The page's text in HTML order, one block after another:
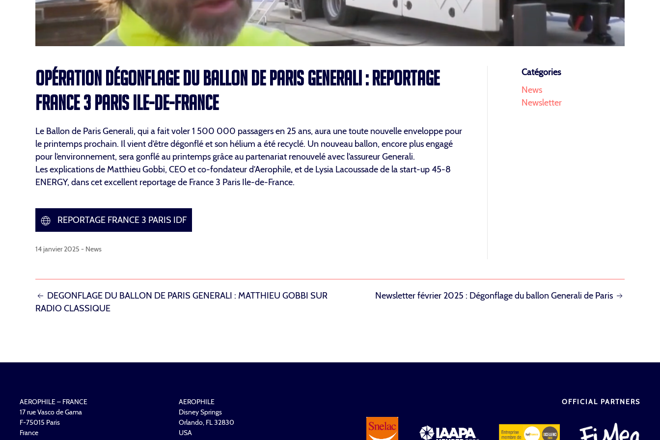
OPÉRATION DÉGONFLAGE DU BALLON DE PARIS GENERALI : REPORTAGE
FRANCE 3 PARIS ILE-DE-FRANCE
Le Ballon de Paris Generali, qui a fait voler 1 500 000 passagers en 25 ans, aura une toute nouvelle enveloppe pour
le printemps prochain. Il vient d’être dégonflé et son hélium a été recyclé. Un nouveau ballon, encore plus engagé
pour l’environnement, sera gonflé au printemps grâce au partenariat renouvelé avec l’assureur Generali.
Les explications de Matthieu Gobbi, CEO et co-fondateur d’Aerophile, et de Lysia Lacoussade de la start-up 45-8
ENERGY, dans cet excellent reportage de France 3 Paris Ile-de-France.
REPORTAGE FRANCE 3 PARIS IDF
14 janvier 2025 - News
Catégories
News
Newsletter
NAVIGATION
DEGONFLAGE DU BALLON DE PARIS GENERALI : MATTHIEU GOBBI SUR
RADIO CLASSIQUE
Newsletter février 2025 : Dégonflage du ballon Generali de Paris
AEROPHILE – FRANCE
17 rue Vasco de Gama
F-75015 Paris
France
AEROPHILE
Disney Springs
Orlando, FL 32830
USA
OFFICIAL PARTNERS